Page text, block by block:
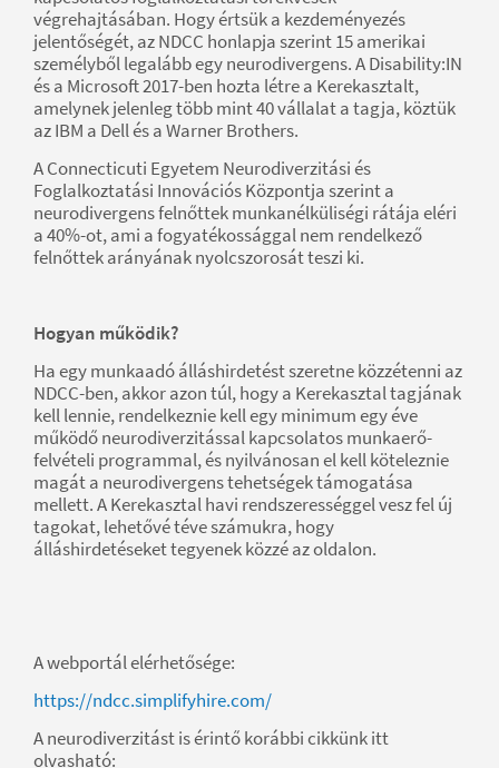
végrehajtásában. Hogy értsük a kezdeményezés
jelentőségét, az NDCC honlapja szerint 15 amerikai
személyből legalább egy neurodivergens. A Disability:IN
és a Microsoft 2017-ben hozta létre a Kerekasztalt,
amelynek jelenleg több mint 40 vállalat a tagja, köztük
az IBM a Dell és a Warner Brothers.
A Connecticuti Egyetem Neurodiverzitási és
Foglalkoztatási Innovációs Központja szerint a
neurodivergens felnőttek munkanélküliségi rátája eléri
a 40%-ot, ami a fogyatékossággal nem rendelkező
felnőttek arányának nyolcszorosát teszi ki.
Hogyan működik?
Ha egy munkaadó álláshirdetést szeretne közzétenni az
NDCC-ben, akkor azon túl, hogy a Kerekasztal tagjának
kell lennie, rendelkeznie kell egy minimum egy éve
működő neurodiverzitással kapcsolatos munkaerő-
felvételi programmal, és nyilvánosan el kell köteleznie
magát a neurodivergens tehetségek támogatása
mellett. A Kerekasztal havi rendszerességgel vesz fel új
tagokat, lehetővé téve számukra, hogy
álláshirdetéseket tegyenek közzé az oldalon.
A webportál elérhetősége:
https://ndcc.simplifyhire.com/
A neurodiverzitást is érintő korábbi cikkünk itt
olvasható: